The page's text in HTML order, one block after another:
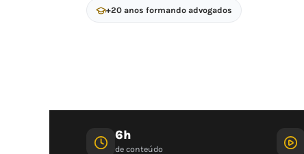
+20 anos formando advogados
6h
de conteúdo